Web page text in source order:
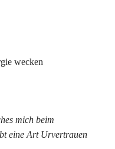
wecken
mich beim
eine Art Urvertrauen